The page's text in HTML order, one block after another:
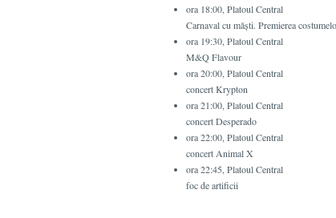
ora 18:00, Platoul Central
Carnaval cu măşti. Premierea
ora 19:30, Platoul Central
M&Q Flavour
ora 20:00, Platoul Central
concert Krypton
ora 21:00, Platoul Central
concert Desperado
ora 22:00, Platoul Central
concert Animal X
ora 22:45, Platoul Central
foc de artificii